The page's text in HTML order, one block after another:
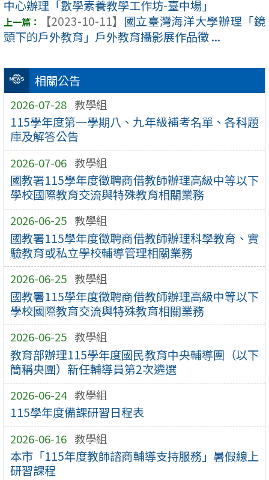
相關公告
2026-07-28 教學組
115學年度第一學期八、九年級補考名單、各科題
庫及解答公告
2026-07-06 教學組
國教署115學年度徵聘商借教師辦理高級中等以下
學校國際教育交流與特殊教育相關業務
2026-06-25 教學組
國教署115學年度徵聘商借教師辦理科學教育、實
驗教育或私立學校輔導管理相關業務
2026-06-25 教學組
國教署115學年度徵聘商借教師辦理高級中等以下
學校國際教育交流與特殊教育相關業務
2026-06-25 教學組
教育部辦理115學年度國民教育中央輔導團（以下
簡稱央團）新任輔導員第2次遴選
2026-06-24 教學組
115學年度備課研習日程表
2026-06-16 教學組
本市「115年度教師諮商輔導支持服務」暑假線上
研習課程
中心辦理「數學素養教學工作坊-臺中場」
【2023-10-11】 國立臺灣海洋大學辦理「鏡
頭下的戶外教育」戶外教育攝影展作品徵 ...